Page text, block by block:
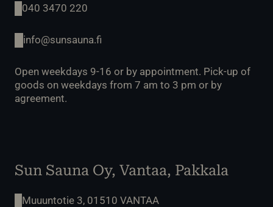
040 3470 220
info@sunsauna.fi
Open weekdays 9-16 or by appointment. Pick-up of
goods on weekdays from 7 am to 3 pm or by
agreement.
Sun Sauna Oy, Vantaa, Pakkala
Muuuntotie 3, 01510 VANTAA